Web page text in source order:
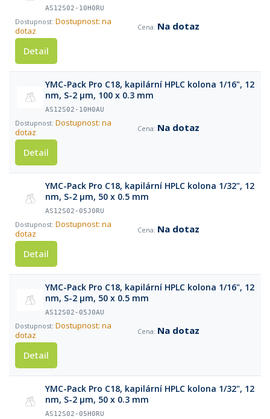
AS12S02-10H0RU
Dostupnost: na
dotaz
Na dotaz
Detail
YMC-Pack Pro C18, kapilární HPLC kolona 1/16", 12
nm, S-2 µm, 100 x 0.3 mm
AS12S02-10H0AU
Dostupnost: na
dotaz
Na dotaz
Detail
YMC-Pack Pro C18, kapilární HPLC kolona 1/32", 12
nm, S-2 µm, 50 x 0.5 mm
AS12S02-05J0RU
Dostupnost: na
dotaz
Na dotaz
Detail
YMC-Pack Pro C18, kapilární HPLC kolona 1/16", 12
nm, S-2 µm, 50 x 0.5 mm
AS12S02-05J0AU
Dostupnost: na
dotaz
Na dotaz
Detail
YMC-Pack Pro C18, kapilární HPLC kolona 1/32", 12
nm, S-2 µm, 50 x 0.3 mm
AS12S02-05H0RU